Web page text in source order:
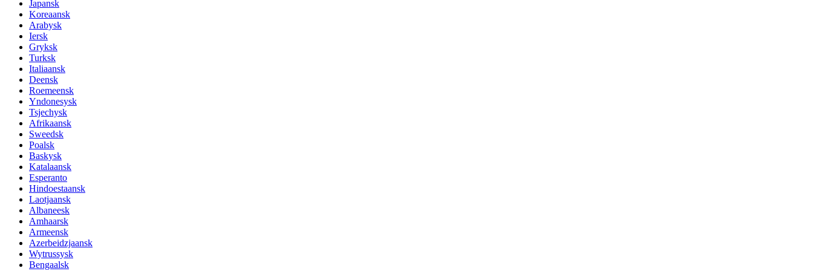
Japansk
Koreaansk
Arabysk
Iersk
Gryksk
Turksk
Italiaansk
Deensk
Roemeensk
Yndonesysk
Tsjechysk
Afrikaansk
Sweedsk
Poalsk
Baskysk
Katalaansk
Esperanto
Hindoestaansk
Laotjaansk
Albaneesk
Amhaarsk
Armeensk
Azerbeidzjaansk
Wytrussysk
Bengaalsk